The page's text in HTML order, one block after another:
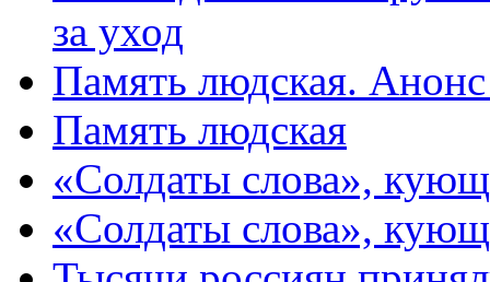
за уход
Память людская.
Память людская
«Солдаты слова»,
«Солдаты слова»,